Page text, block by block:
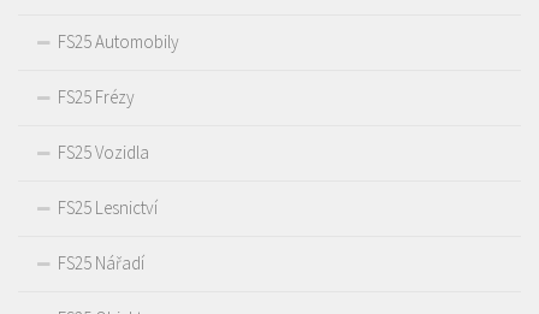
FS25 Automobily
FS25 Frézy
FS25 Vozidla
FS25 Lesnictví
FS25 Nářadí